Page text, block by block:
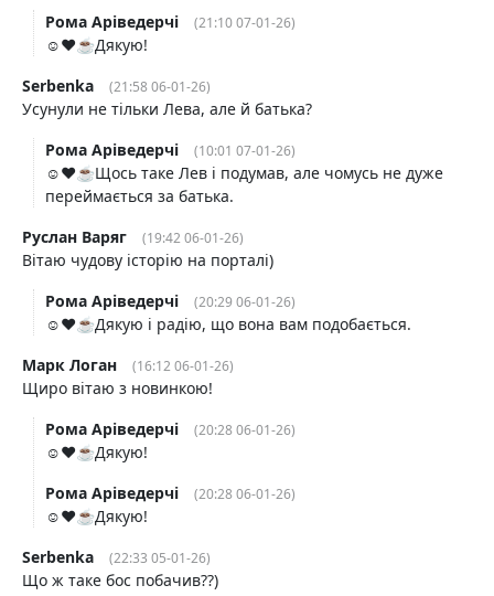
Рома Аріведерчі
(21:10 07-01-26)
☺️❤️☕️Дякую!
Serbenka
(21:58 06-01-26)
Усунули не тільки Лева, але й батька?
Рома Аріведерчі
(10:01 07-01-26)
☺️❤️☕️Щось таке Лев і подумав, але чомусь не дуже
переймається за батька.
Руслан Варяг
(19:42 06-01-26)
Вітаю чудову історію на порталі)
Рома Аріведерчі
(20:29 06-01-26)
☺️❤️☕️Дякую і радію, що вона вам подобається.
Марк Логан
(16:12 06-01-26)
Щиро вітаю з новинкою!
Рома Аріведерчі
(20:28 06-01-26)
☺️❤️☕️Дякую!
Рома Аріведерчі
(20:28 06-01-26)
☺️❤️☕️Дякую!
Serbenka
(22:33 05-01-26)
Що ж таке бос побачив??)